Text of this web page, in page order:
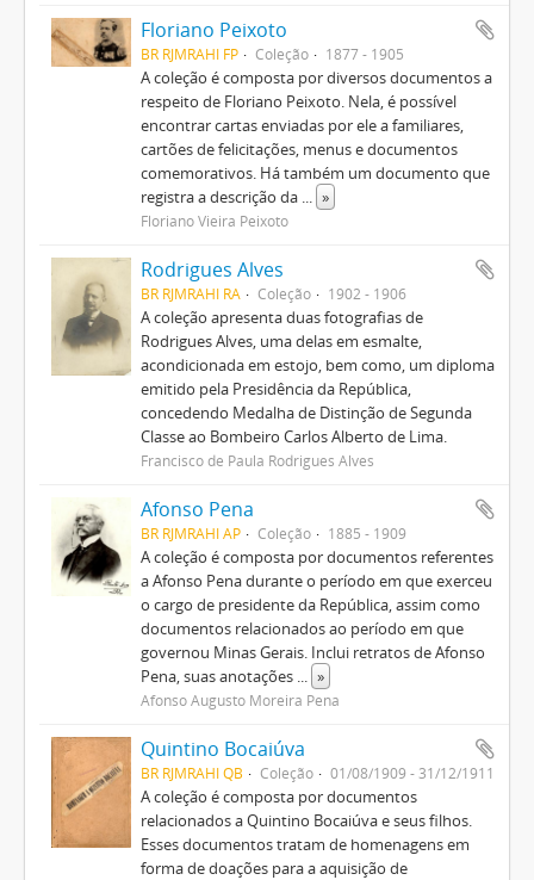
Floriano Peixoto
BR RJMRAHI FP Coleção 1877 - 1905
A coleção é composta por diversos documentos a
respeito de Floriano Peixoto. Nela, é possível
encontrar cartas enviadas por ele a familiares,
cartões de felicitações, menus e documentos
comemorativos. Há também um documento que
registra a descrição da ... »
Floriano Vieira Peixoto
Rodrigues Alves
BR RJMRAHI RA Coleção 1902 - 1906
A coleção apresenta duas fotografias de
Rodrigues Alves, uma delas em esmalte,
acondicionada em estojo, bem como, um diploma
emitido pela Presidência da República,
concedendo Medalha de Distinção de Segunda
Classe ao Bombeiro Carlos Alberto de Lima.
Francisco de Paula Rodrigues Alves
Afonso Pena
BR RJMRAHI AP Coleção 1885 - 1909
A coleção é composta por documentos referentes
a Afonso Pena durante o período em que exerceu
o cargo de presidente da República, assim como
documentos relacionados ao período em que
governou Minas Gerais. Inclui retratos de Afonso
Pena, suas anotações ... »
Afonso Augusto Moreira Pena
Quintino Bocaiúva
BR RJMRAHI QB Coleção 01/08/1909 - 31/12/1911
A coleção é composta por documentos
relacionados a Quintino Bocaiúva e seus filhos.
Esses documentos tratam de homenagens em
forma de doações para a aquisição de